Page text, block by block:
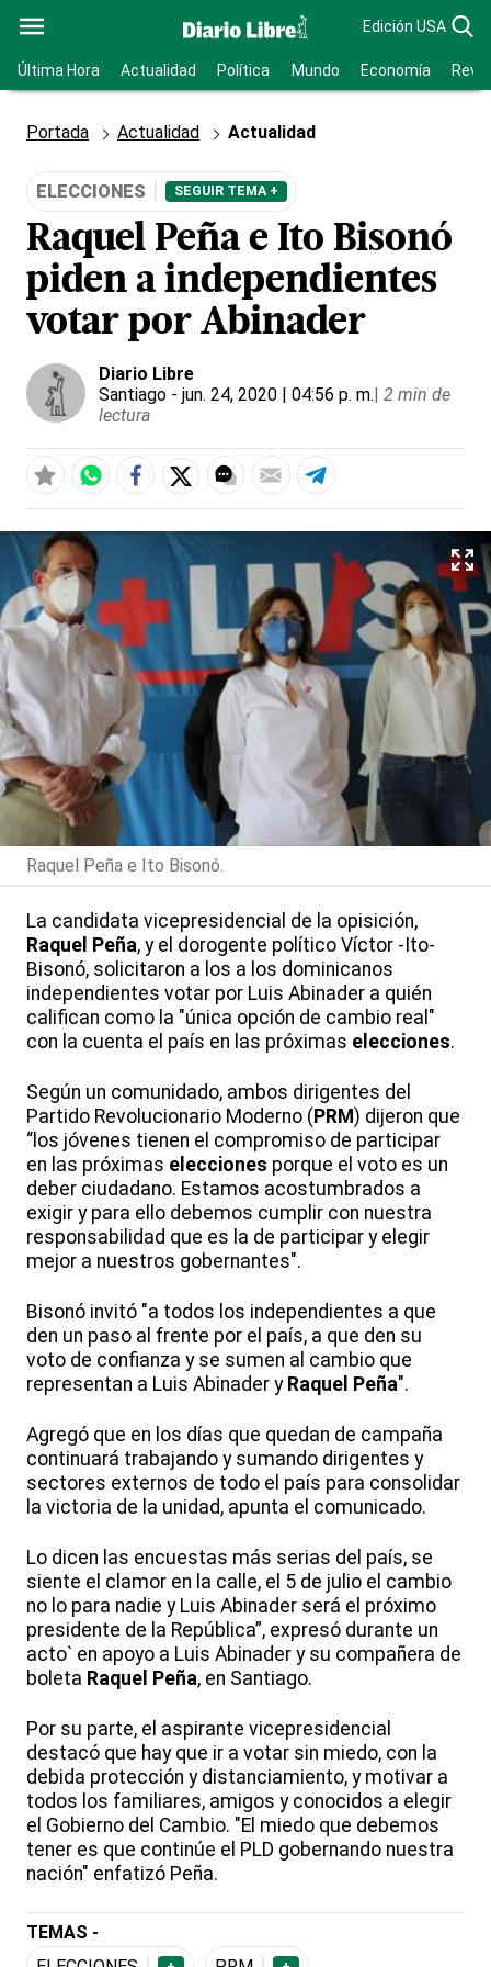
Edición USA
Última Hora Actualidad Política Mundo Economía
Portada Actualidad Actualidad
ELECCIONES SEGUIR TEMA +
Raquel Peña e Ito Bisonó
piden a independientes
votar por Abinader
Diario Libre
Santiago - jun. 24, 2020 | 04:56 p. m.| 2 min de
lectura
Raquel Peña e Ito Bisonó.
La candidata vicepresidencial de la opisición,
Raquel Peña, y el dorogente político Víctor -Ito-
Bisonó, solicitaron a los a los dominicanos
independientes votar por Luis Abinader a quién
califican como la "única opción de cambio real"
con la cuenta el país en las próximas elecciones.
Según un comunidado, ambos dirigentes del
Partido Revolucionario Moderno ( PRM ) dijeron que
“los jóvenes tienen el compromiso de participar
en las próximas elecciones porque el voto es un
deber ciudadano. Estamos acostumbrados a
exigir y para ello debemos cumplir con nuestra
responsabilidad que es la de participar y elegir
mejor a nuestros gobernantes".
Bisonó invitó "a todos los independientes a que
den un paso al frente por el país, a que den su
voto de confianza y se sumen al cambio que
representan a Luis Abinader y Raquel Peña".
Agregó que en los días que quedan de campaña
continuará trabajando y sumando dirigentes y
sectores externos de todo el país para consolidar
la victoria de la unidad, apunta el comunicado.
Lo dicen las encuestas más serias del país, se
siente el clamor en la calle, el 5 de julio el cambio
no lo para nadie y Luis Abinader será el próximo
presidente de la República”, expresó durante un
acto` en apoyo a Luis Abinader y su compañera de
boleta Raquel Peña, en Santiago.
Por su parte, el aspirante vicepresidencial
destacó que hay que ir a votar sin miedo, con la
debida protección y distanciamiento, y motivar a
todos los familiares, amigos y conocidos a elegir
el Gobierno del Cambio. "El miedo que debemos
tener es que continúe el PLD gobernando nuestra
nación" enfatizó Peña.
TEMAS -